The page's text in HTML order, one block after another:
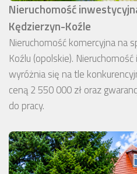
Nieruchomość
Kędzierzyn-Koźle
Nieruchomość komercyjna na
Koźlu (opolskie).
wyróżnia się na tle
ceną 2 550 000 zł oraz
do pracy.